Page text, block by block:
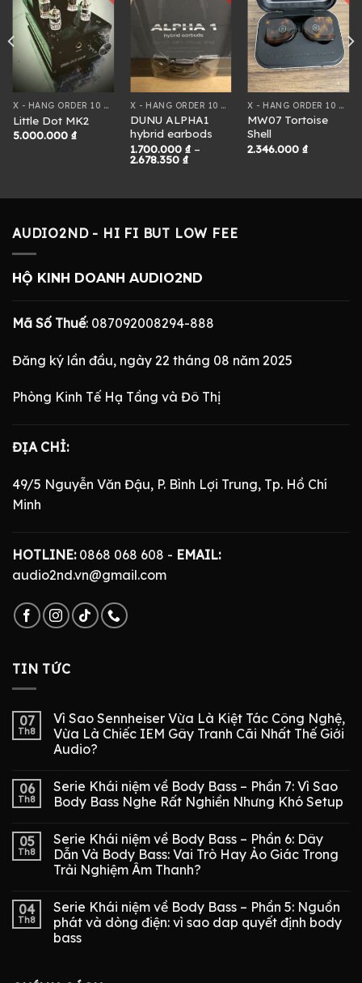
X - HÀNG ORDER 10 NGÀY
Little Dot MK2
5.000.000 ₫
X - HÀNG ORDER 10 NGÀY
DUNU ALPHA1
hybrid earbods
1.700.000₫ –
2.678.350₫Khoảng
đến
X - HÀNG ORDER 10 NGÀY
MW07 Tortoise
Shell
2.346.000₫
AUDIO2ND - HI FI BUT LOW FEE
HỘ KINH DOANH AUDIO2ND
Mã Số Thuế: 087092008294-888
Đăng ký lần đầu, ngày 22 tháng 08 năm 2025
Phòng Kinh Tế Hạ Tầng và Đô Thị
ĐỊA CHỈ:
49/5 Nguyễn Văn Đậu, P. Bình Lợi Trung, Tp. Hồ Chí
Minh
HOTLINE:0868 068 608 - EMAIL:
audio2nd.vn@gmail.com
TIN TỨC
07
Th8
Vì Sao Sennheiser Vừa Là Kiệt Tác Công Nghệ,
Vừa Là Chiếc IEM Gây Tranh Cãi Nhất Thế Giới
Audio?
06
Th8
Serie Khái niệm về Body Bass – Phần 7: Vì Sao
Body Bass Nghe Rất Nghiền Nhưng Khó Setup
05
Th8
Serie Khái niệm về Body Bass – Phần 6: Dây
Dẫn Và Body Bass: Vai Trò Hay Ảo Giác Trong
Trải Nghiệm Âm Thanh?
04
Th8
Serie Khái niệm về Body Bass – Phần 5: Nguồn
phát và dòng điện: vì sao dap quyết định body
bass